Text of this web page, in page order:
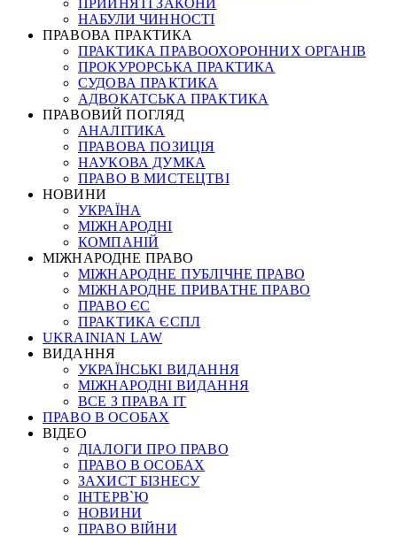
ПРИЙНЯТІ ЗАКОНИ
НАБУЛИ ЧИННОСТІ
ПРАВОВА ПРАКТИКА
ПРАКТИКА ПРАВООХОРОННИХ ОРГАНІВ
ПРОКУРОРСЬКА ПРАКТИКА
СУДОВА ПРАКТИКА
АДВОКАТСЬКА ПРАКТИКА
ПРАВОВИЙ ПОГЛЯД
АНАЛІТИКА
ПРАВОВА ПОЗИЦІЯ
НАУКОВА ДУМКА
ПРАВО В МИСТЕЦТВІ
НОВИНИ
УКРАЇНА
МІЖНАРОДНІ
КОМПАНІЙ
МІЖНАРОДНЕ ПРАВО
МІЖНАРОДНЕ ПУБЛІЧНЕ ПРАВО
МІЖНАРОДНЕ ПРИВАТНЕ ПРАВО
ПРАВО ЄС
ПРАКТИКА ЄСПЛ
UKRAINIAN LAW
ВИДАННЯ
УКРАЇНСЬКІ ВИДАННЯ
МІЖНАРОДНІ ВИДАННЯ
ВСЕ З ПРАВА ІТ
ПРАВО В ОСОБАХ
ВІДЕО
ДІАЛОГИ ПРО ПРАВО
ПРАВО В ОСОБАХ
ЗАХИСТ БІЗНЕСУ
ІНТЕРВ`Ю
НОВИНИ
ПРАВО ВІЙНИ